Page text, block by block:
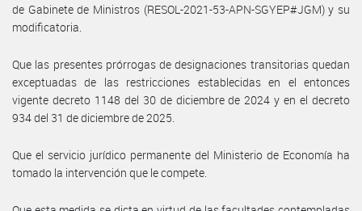
de Gabinete de Ministros (RESOL-2021-53-APN-SGYEP#JGM) y su
modificatoria.
Que las presentes prórrogas de designaciones transitorias quedan
exceptuadas de las restricciones establecidas en el entonces
vigente decreto 1148 del 30 de diciembre de 2024 y en el decreto
934 del 31 de diciembre de 2025.
Que el servicio jurídico permanente del Ministerio de Economía ha
tomado la intervención que le compete.